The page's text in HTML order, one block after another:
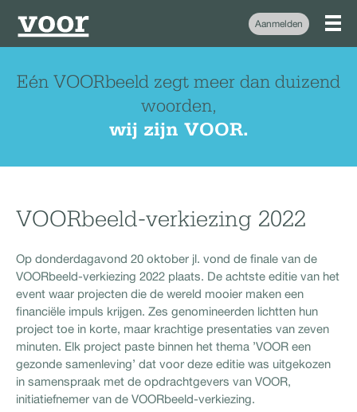
Aanmelden
Eén VOORbeeld zegt meer dan duizend
woorden,
wij zijn VOOR.
VOORbeeld-verkiezing 2022
Op donderdagavond 20 oktober jl. vond de finale van de
VOORbeeld-verkiezing 2022 plaats. De achtste editie van het
event waar projecten die de wereld mooier maken een
financiële impuls krijgen. Zes genomineerden lichtten hun
project toe in korte, maar krachtige presentaties van zeven
minuten. Elk project paste binnen het thema ’VOOR een
gezonde samenleving’ dat voor deze editie was uitgekozen
in samenspraak met de opdrachtgevers van VOOR,
initiatiefnemer van de VOORbeeld-verkiezing.